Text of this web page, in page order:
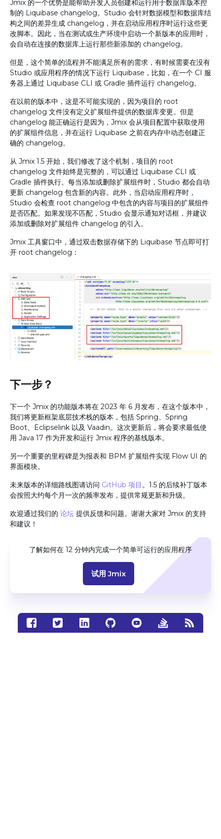
Jmix 的一个优势是能帮助开发人员创建和运行用于数据库版本控
制的 Liquibase changelog。Studio 会针对数据模型和数据库结
构之间的差异生成 changelog，并在启动应用程序时运行这些更
改脚本。因此，当在测试或生产环境中启动一个新版本的应用时，
会自动在连接的数据库上运行那些新添加的 changelog。
但是，这个简单的流程并不能满足所有的需求，有时候需要在没有
Studio 或应用程序的情况下运行 Liquibase，比如，在一个 CI 服
务器上通过 Liquibase CLI 或 Gradle 插件运行 changelog。
在以前的版本中，这是不可能实现的，因为项目的 root
changelog 文件没有定义扩展组件提供的数据库变更。但是
changelog 能正确运行是因为，Jmix 会从项目配置中获取使用
的扩展组件信息，并在运行 Liquibase 之前在内存中动态创建正
确的 changelog。
从 Jmix 1.5 开始，我们修改了这个机制，项目的 root
changelog 文件始终是完整的，可以通过 Liquibase CLI 或
Gradle 插件执行。每当添加或删除扩展组件时，Studio 都会自动
更新 changelog 包含新的内容。此外，当启动应用程序时，
Studio 会检查 root changelog 中包含的内容与项目的扩展组件
是否匹配。如果发现不匹配，Studio 会显示通知对话框，并建议
添加或删除对扩展组件 changelog 的引入。
Jmix 工具窗口中，通过双击数据存储下的 Liquibase 节点即可打
开 root changelog：
下一步？
下一个 Jmix 的功能版本将在 2023 年 6 月发布，在这个版本中，
我们将更新框架底层技术栈的版本，包括 Spring、Spring
Boot、Eclipselink 以及 Vaadin。这次更新后，将会要求最低使
用 Java 17 作为开发和运行 Jmix 程序的基线版本。
另一个重要的里程碑是为报表和 BPM 扩展组件实现 Flow UI 的
界面模块。
未来版本的详细路线图请访问 GitHub 项目 。1.5 的后续补丁版本
会按照大约每个月一次的频率发布，提供常规更新和升级。
欢迎通过我们的 论坛 提供反馈和问题。谢谢大家对 Jmix 的支持
和建议！
了解如何在 12 分钟内完成一个简单可运行的应用程序
试用 Jmix